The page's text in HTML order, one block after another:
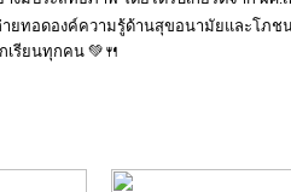
ทอดองค์ความรู้ด้านสุขอนามัยและโภ
รียนทุกคน 💚🍴